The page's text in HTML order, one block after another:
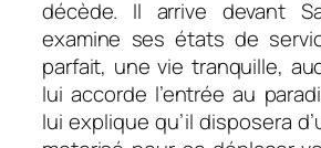
décède. Il arrive devant
examine ses états de
parfait, une vie tranquille,
lui accorde l’entrée au
lui explique qu’il disposera